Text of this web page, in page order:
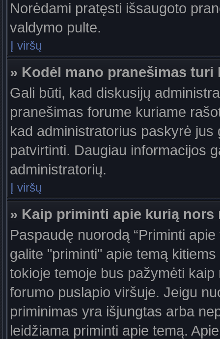
Norėdami pratęsti išsaugoto
valdymo pulte.
Į viršų
» Kodėl mano pranešimas
Gali būti, kad diskusijų
pranešimas forume kuriame
kad administratorius paskyrė
patvirtinti. Daugiau informacijos
administratorių.
Į viršų
» Kaip priminti apie kurią nors
Paspaudę nuorodą “Priminti
galite "priminti" apie temą
tokioje temoje bus pažymėti
forumo puslapio viršuje. Jeigu
priminimas yra išjungtas arba
leidžiama priminti apie temą.